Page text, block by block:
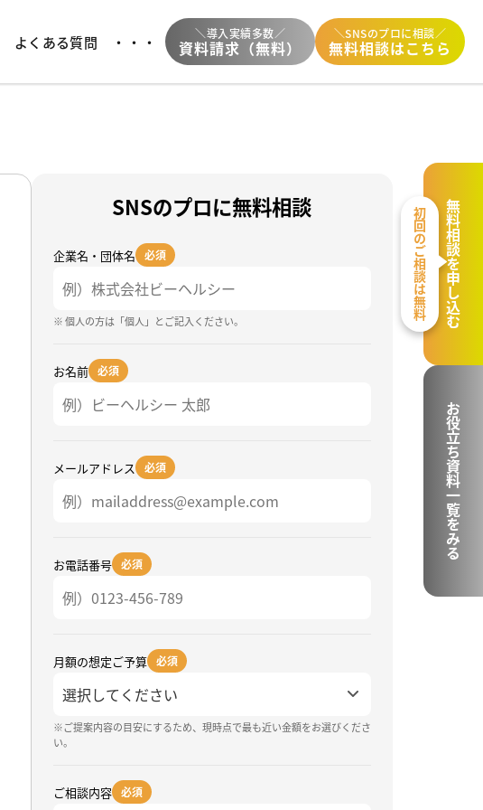
よくある質問 ・・・ ＼導入実績多数／
資料請求（無料）
＼SNSのプロに相談／
無料相談はこちら
SNSのプロに無料相談
企業名・団体名 必須
※ 個人の方は「個人」とご記入ください。
お名前 必須
メールアドレス 必須
お電話番号 必須
月額の想定ご予算 必須
※ご提案内容の目安にするため、現時点で最も近い金額をお選びくださ
い。
ご相談内容 必須
無料相談を申し込む
初回のご相談は無料
お役立ち資料一覧をみる